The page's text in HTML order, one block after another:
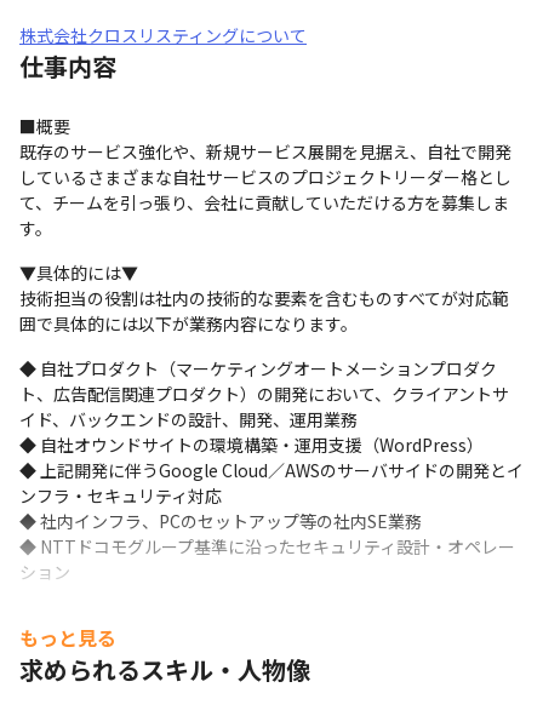
株式会社クロスリスティングについて
仕事内容
■概要
既存のサービス強化や、新規サービス展開を見据え、自社で開発
しているさまざまな自社サービスのプロジェクトリーダー格とし
て、チームを引っ張り、会社に貢献していただける方を募集しま
す。
▼具体的には▼
技術担当の役割は社内の技術的な要素を含むものすべてが対応範
囲で具体的には以下が業務内容になります。
◆ 自社プロダクト（マーケティングオートメーションプロダク
ト、広告配信関連プロダクト）の開発において、クライアントサ
イド、バックエンドの設計、開発、運用業務
◆ 自社オウンドサイトの環境構築・運用支援（WordPress）
◆ 上記開発に伴うGoogle Cloud／AWSのサーバサイドの開発とイ
ンフラ・セキュリティ対応
◆ 社内インフラ、PCのセットアップ等の社内SE業務
◆ NTTドコモグループ基準に沿ったセキュリティ設計・オペレー
ション
関わることで俯瞰した知識を吸収できる職場環境です。
▼募集背景▼
もっと見る
求められるスキル・人物像